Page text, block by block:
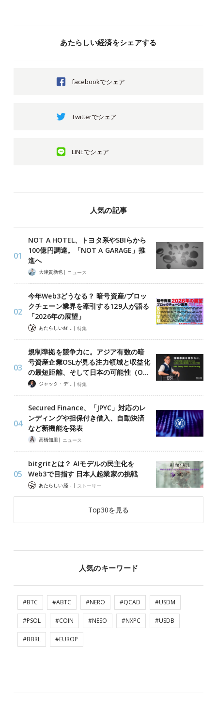
あたらしい経済をシェアする
facebookでシェア
Twitterでシェア
LINEでシェア
人気の記事
NOT A HOTEL、トヨタ系やSBIらから
100億円調達。「NOT A GARAGE」推
進へ
大津賀新也 | ニュース
今年Web3どうなる？ 暗号資産/ブロッ
クチェーン業界を牽引する129人が語る
「2026年の展望」
あたらしい経済 編集部 | 特集
規制準拠を競争力に。アジア有数の暗
号資産企業OSLが見る注力領域と収益化
の最短距離、そして日本の可能性（O…
ジャック・デロン（Jack Derong） | 特集
Secured Finance、「JPYC」対応のレ
ンディングや担保付き借入、自動決済
など新機能を発表
髙橋知里 | ニュース
bitgritとは？ AIモデルの民主化を
Web3で目指す 日本人起業家の挑戦
あたらしい経済 編集部 | ストーリー
Top30を見る
人気のキーワード
#BTC #ABTC #NERO #QCAD #USDM
#PSOL #COIN #NESO #NXPC #USDB
#BBRL #EUROP